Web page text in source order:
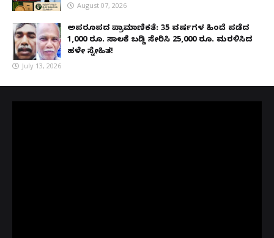
August 07, 2026
ಅಪರೂಪದ ಪ್ರಾಮಾಣಿಕತೆ: 35 ವರ್ಷಗಳ ಹಿಂದೆ ಪಡೆದ
1,000 ರೂ. ಸಾಲಕ್ಕೆ ಬಡ್ಡಿ ಸೇರಿಸಿ 25,000 ರೂ. ಮರಳಿಸಿದ
ಹಳೇ ಸ್ನೇಹಿತ!
July 13, 2026